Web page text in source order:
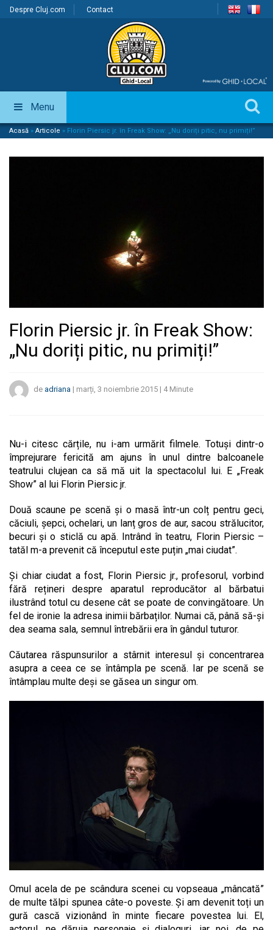
Despre Cluj.com Contact
Menu
Acasă » Articole » Florin Piersic jr. în Freak Show: „Nu doriți pitic, nu primiți!”
Florin Piersic jr. în Freak Show:
„Nu doriți pitic, nu primiți!”
de adriana marți, 3 noiembrie 2015 4 Minute
Nu-i citesc cărțile, nu i-am urmărit filmele. Totuși dintr-o
împrejurare fericită am ajuns în unul dintre balcoanele
teatrului clujean ca să mă uit la spectacolul lui. E „Freak
Show” al lui Florin Piersic jr.
Două scaune pe scenă și o masă într-un colț pentru geci,
căciuli, șepci, ochelari, un lanț gros de aur, sacou strălucitor,
becuri și o sticlă cu apă. Intrând în teatru, Florin Piersic –
tatăl m-a prevenit că începutul este puțin „mai ciudat”.
Și chiar ciudat a fost, Florin Piersic jr., profesorul, vorbind
fără rețineri despre aparatul reproducător al bărbatui
ilustrând totul cu desene cât se poate de convingătoare. Un
fel de ironie la adresa inimii bărbaților. Numai că, până să-și
dea seama sala, semnul întrebării era în gândul tuturor.
Căutarea răspunsurilor a stârnit interesul și concentrarea
asupra a ceea ce se întâmpla pe scenă. Iar pe scenă se
întâmplau multe deși se găsea un singur om.
Omul acela de pe scândura scenei cu vopseaua „mâncată”
de multe tălpi spunea câte-o poveste. Și am devenit toți un
gură cască vizionând în minte fiecare povestea lui. El,